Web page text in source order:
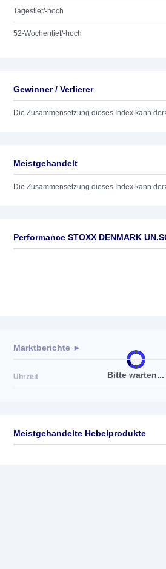
Tagestief/-hoch
52-Wochentief/-hoch
Gewinner / Verlierer
Die Zusammensetzung dieses Index kann
Meistgehandelt
Die Zusammensetzung dieses Index kann
Performance STOXX DENMARK
Bitte warten...
Marktberichte ►
Uhrzeit
Meistgehandelte Hebelprodukte